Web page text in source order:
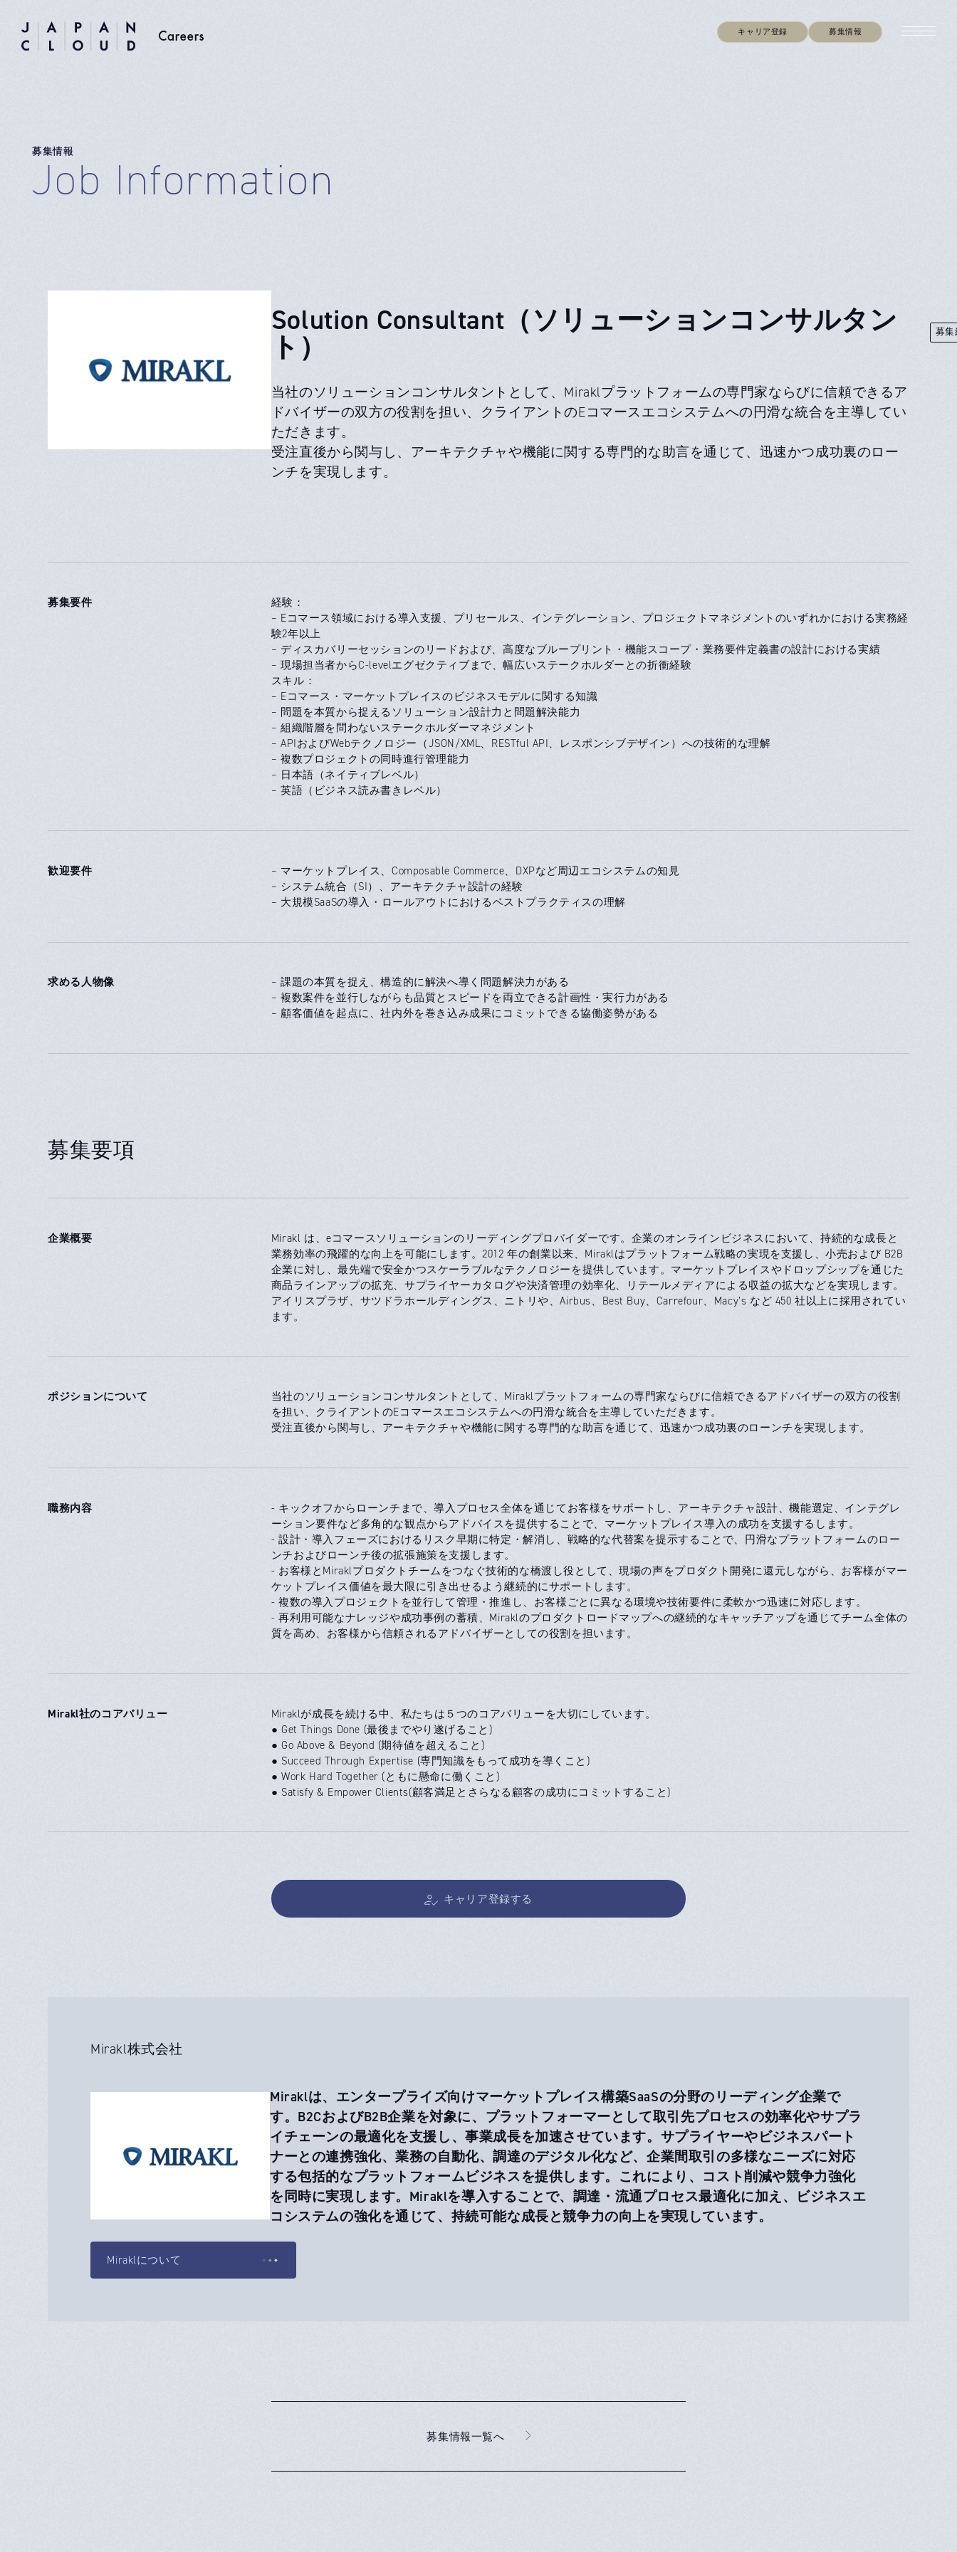
キャリア登録 募集情報
募集情報
Job Information
Solution Consultant（ソリューションコンサルタン
ト） 募集
当社のソリューションコンサルタントとして、Miraklプラットフォームの専門家ならびに信頼できるア
ドバイザーの双方の役割を担い、クライアントのEコマースエコシステムへの円滑な統合を主導してい
ただきます。
受注直後から関与し、アーキテクチャや機能に関する専門的な助言を通じて、迅速かつ成功裏のロー
ンチを実現します。
募集要件
経験：
– Eコマース領域における導入支援、プリセールス、インテグレーション、プロジェクトマネジメントのいずれかにおける実務経
験2年以上
– ディスカバリーセッションのリードおよび、高度なブループリント・機能スコープ・業務要件定義書の設計における実績
– 現場担当者からC-levelエグゼクティブまで、幅広いステークホルダーとの折衝経験
スキル：
– Eコマース・マーケットプレイスのビジネスモデルに関する知識
– 問題を本質から捉えるソリューション設計力と問題解決能力
– 組織階層を問わないステークホルダーマネジメント
– APIおよびWebテクノロジー（JSON/XML、RESTful API、レスポンシブデザイン）への技術的な理解
– 複数プロジェクトの同時進行管理能力
– 日本語（ネイティブレベル）
– 英語（ビジネス読み書きレベル）
歓迎要件
– マーケットプレイス、Composable Commerce、DXPなど周辺エコシステムの知見
– システム統合（SI）、アーキテクチャ設計の経験
– 大規模SaaSの導入・ロールアウトにおけるベストプラクティスの理解
求める人物像
– 課題の本質を捉え、構造的に解決へ導く問題解決力がある
– 複数案件を並行しながらも品質とスピードを両立できる計画性・実行力がある
– 顧客価値を起点に、社内外を巻き込み成果にコミットできる協働姿勢がある
募集要項
企業概要
Mirakl は、eコマースソリューションのリーディングプロバイダーです。企業のオンラインビジネスにおいて、持続的な成長と
業務効率の飛躍的な向上を可能にします。2012 年の創業以来、Miraklはプラットフォーム戦略の実現を支援し、小売および B2B
企業に対し、最先端で安全かつスケーラブルなテクノロジーを提供しています。マーケットプレイスやドロップシップを通じた
商品ラインアップの拡充、サプライヤーカタログや決済管理の効率化、リテールメディアによる収益の拡大などを実現します。
アイリスプラザ、サツドラホールディングス、ニトリや、Airbus、Best Buy、Carrefour、Macy’s など 450 社以上に採用されてい
ます。
ポジションについて
当社のソリューションコンサルタントとして、Miraklプラットフォームの専門家ならびに信頼できるアドバイザーの双方の役割
を担い、クライアントのEコマースエコシステムへの円滑な統合を主導していただきます。
受注直後から関与し、アーキテクチャや機能に関する専門的な助言を通じて、迅速かつ成功裏のローンチを実現します。
職務内容
- キックオフからローンチまで、導入プロセス全体を通じてお客様をサポートし、アーキテクチャ設計、機能選定、インテグレ
ーション要件など多角的な観点からアドバイスを提供することで、マーケットプレイス導入の成功を支援するします。
- 設計・導入フェーズにおけるリスク早期に特定・解消し、戦略的な代替案を提示することで、円滑なプラットフォームのロー
ンチおよびローンチ後の拡張施策を支援します。
- お客様とMiraklプロダクトチームをつなぐ技術的な橋渡し役として、現場の声をプロダクト開発に還元しながら、お客様がマー
ケットプレイス価値を最大限に引き出せるよう継続的にサポートします。
- 複数の導入プロジェクトを並行して管理・推進し、お客様ごとに異なる環境や技術要件に柔軟かつ迅速に対応します。
- 再利用可能なナレッジや成功事例の蓄積、Miraklのプロダクトロードマップへの継続的なキャッチアップを通じてチーム全体の
質を高め、お客様から信頼されるアドバイザーとしての役割を担います。
Mirakl社のコアバリュー
Miraklが成長を続ける中、私たちは５つのコアバリューを大切にしています。
● Get Things Done (最後までやり遂げること)
● Go Above & Beyond (期待値を超えること)
● Succeed Through Expertise (専門知識をもって成功を導くこと)
● Work Hard Together (ともに懸命に働くこと)
● Satisfy & Empower Clients(顧客満足とさらなる顧客の成功にコミットすること)
キャリア登録する
Mirakl株式会社
Miraklは、エンタープライズ向けマーケットプレイス構築SaaSの分野のリーディング企業で
す。B2CおよびB2B企業を対象に、プラットフォーマーとして取引先プロセスの効率化やサプラ
イチェーンの最適化を支援し、事業成長を加速させています。サプライヤーやビジネスパート
ナーとの連携強化、業務の自動化、調達のデジタル化など、企業間取引の多様なニーズに対応
する包括的なプラットフォームビジネスを提供します。これにより、コスト削減や競争力強化
を同時に実現します。Miraklを導入することで、調達・流通プロセス最適化に加え、ビジネスエ
コシステムの強化を通じて、持続可能な成長と競争力の向上を実現しています。
Miraklについて
募集情報一覧へ